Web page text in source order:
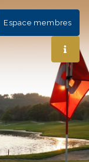
Espace membres